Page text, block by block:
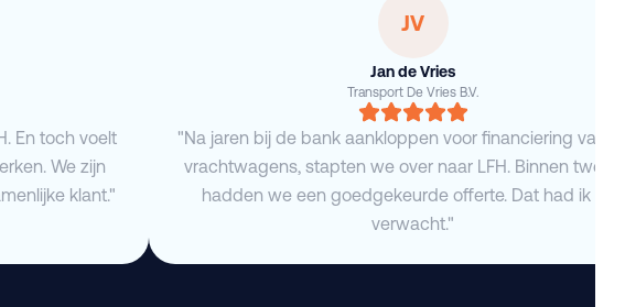
En toch voelt
We zijn
klant."
JV
Jan de Vries
Transport De Vries B.V.
"Na jaren bij de bank aankloppen voor financiering van
vrachtwagens, stapten we over naar LFH. Binnen twee
hadden we een goedgekeurde offerte. Dat had ik niet
verwacht."